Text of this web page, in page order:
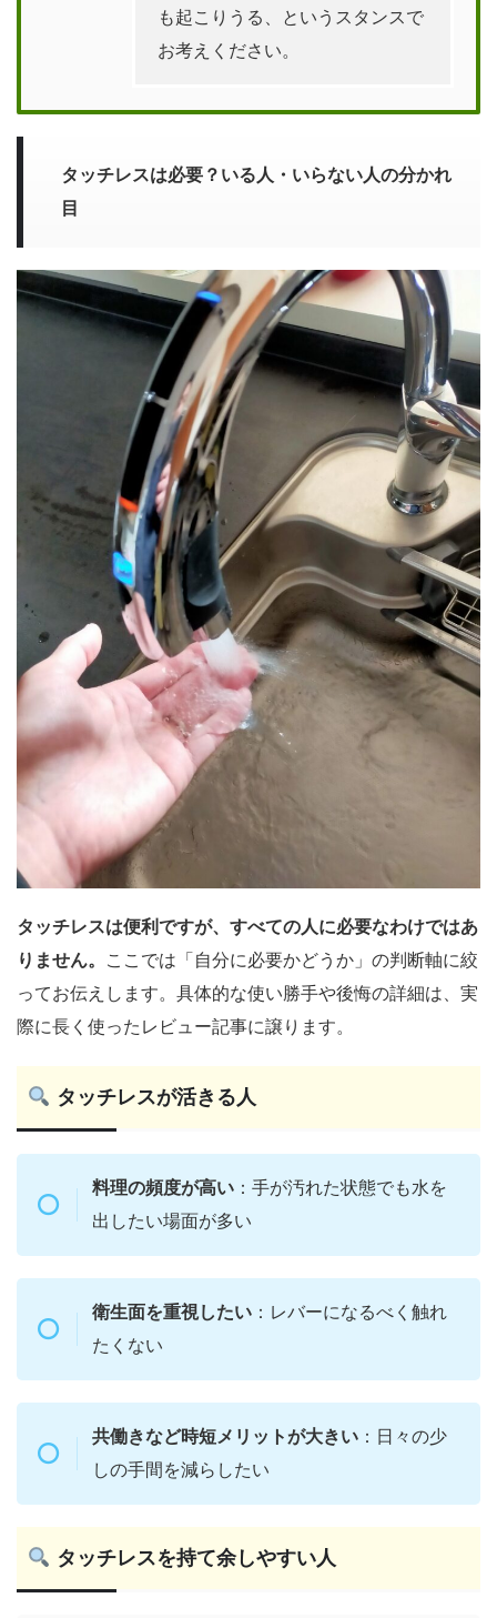
も起こりうる、というスタンスで
お考えください。
タッチレスは必要？いる人・いらない人の分かれ
目
タッチレスは便利ですが、すべての人に必要なわけではあ
りません。
ここでは「自分に必要かどうか」の判断軸に絞
ってお伝えします。具体的な使い勝手や後悔の詳細は、実
際に長く使ったレビュー記事に譲ります。
タッチレスが活きる人
料理の頻度が高い：手が汚れた状態でも水を
出したい場面が多い
衛生面を重視したい：レバーになるべく触れ
たくない
共働きなど時短メリットが大きい：日々の少
しの手間を減らしたい
タッチレスを持て余しやすい人